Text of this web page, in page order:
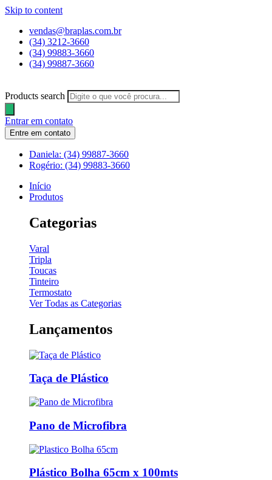
Skip to content
vendas@braplas.com.br
(34) 3212-3660
(34) 99883-3660
(34) 99887-3660
Products search
Entrar em contato
Entre em contato
Daniela: (34) 99887-3660
Rogério: (34) 99883-3660
Início
Produtos
Categorias
Varal
Tripla
Toucas
Tinteiro
Termostato
Ver Todas as Categorias
Lançamentos
Taça de Plástico
Pano de Microfibra
Plástico Bolha 65cm x 100mts